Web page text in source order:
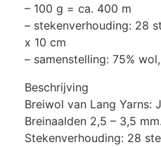
– 100 g = ca. 400 m
– stekenverhouding: 28
x 10 cm
– samenstelling: 75%
Beschrijving
Breiwol van Lang Yarns:
Breinaalden 2,5 – 3,5
Stekenverhouding: 28